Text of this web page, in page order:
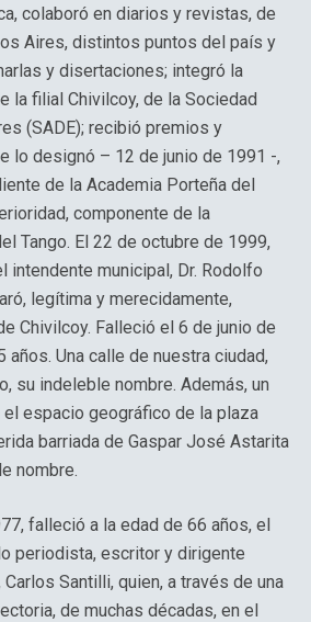
colaboró en diarios y revistas, de
Aires, distintos puntos del país y
y disertaciones; integró la
la filial Chivilcoy, de la Sociedad
(SADE); recibió premios y
lo designó – 12 de junio de 1991 -,
de la Academia Porteña del
componente de la
Tango. El 22 de octubre de 1999,
intendente municipal, Dr. Rodolfo
legítima y merecidamente,
Chivilcoy. Falleció el 6 de junio de
años. Una calle de nuestra ciudad,
su indeleble nombre. Además, un
espacio geográfico de la plaza
barriada de Gaspar José Astarita
nombre.
falleció a la edad de 66 años, el
periodista, escritor y dirigente
Santilli, quien, a través de una
de muchas décadas, en el